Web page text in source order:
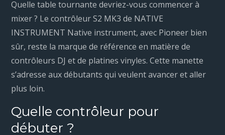
Quelle table tournante devriez-vous commencer à
mixer ? Le contrôleur S2 MK3 de NATIVE
INSTRUMENT Native instrument, avec Pioneer bien
sûr, reste la marque de référence en matière de
contrôleurs DJ et de platines vinyles. Cette manette
s’adresse aux débutants qui veulent avancer et aller
plus loin.
Quelle contrôleur pour
débuter ?